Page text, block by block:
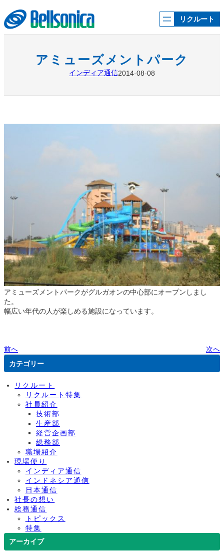
容
を
ス
リクルート
アミューズメントパーク
インディア通信2014-08-08
アミューズメントパークがグルガオンの中心部にオープンしまし
た。
幅広い年代の人が楽しめる施設になっています。
前へ
次へ
カテゴリー
リクルート
リクルート特集
社員紹介
技術部
生産部
経営企画部
総務部
職場紹介
現場便り
インディア通信
インドネシア通信
日本通信
社長の想い
総務通信
トピックス
特集
アーカイブ